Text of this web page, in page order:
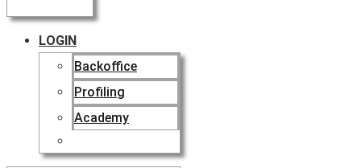
LOGIN
Backoffice
Profiling
Academy